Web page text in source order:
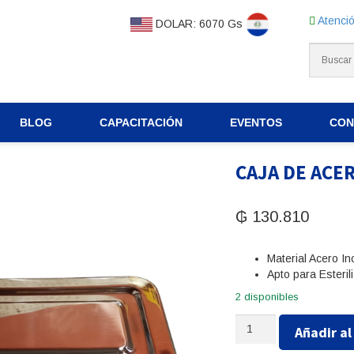
DOLAR: 6070 Gs
BLOG CAPACITACIÓN EVENTOS
CAJA DE
₲ 130.810
Material Acero
Apto para
2 disponibles
DE
Añadir